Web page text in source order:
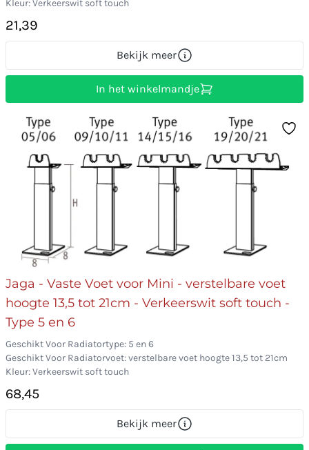
Kleur: Verkeerswit soft touch
21,39
Bekijk meer
In het winkelmandje
Jaga - Vaste Voet voor Mini - verstelbare voet
hoogte 13,5 tot 21cm - Verkeerswit soft touch -
Type 5 en 6
Geschikt Voor Radiatortype: 5 en 6
Geschikt Voor Radiatorvoet: verstelbare voet hoogte 13,5 tot 21cm
Kleur: Verkeerswit soft touch
68,45
Bekijk meer